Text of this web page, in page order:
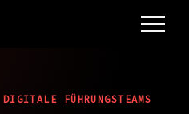
FÜHRUNGSTEAMS